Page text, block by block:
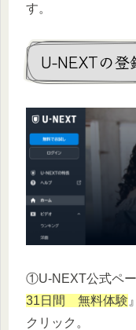
す。
U-NEXTの
①U-NEXT公式ペ
31日間 無料体験
クリック。